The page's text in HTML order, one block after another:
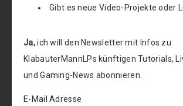
Gibt es neue Video-Projekte oder
Ja,ich will den Newsletter mit Infos zu
KlabauterMannLPs künftigen Tutorials,
und Gaming-News abonnieren.
E-Mail Adresse